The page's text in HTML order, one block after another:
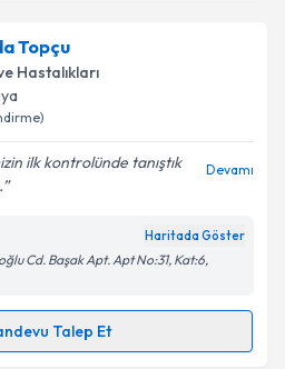
için randevu takvimi talebi
randevu almanız için bir
e-posta ile bilgilendireceğiz.
işlenmesine ilişkin
Aydınlatma
ve kişisel verilerimin belirtilen
Talebini Gönder
Topçu
Hastalıkları
ilk kontrolünde tanıştık
Devamı
Haritada Göster
Cd. Başak Apt. Apt No:31, Kat:6,
Talep Et
Talebi